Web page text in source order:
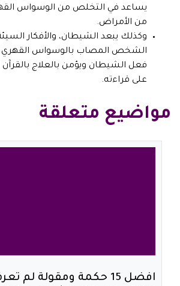
يساعد في التخلص من الوسواس
من الأمراض.
وكذلك يبعد الشيطان، والأفكار
الشخص المصاب بالوسواس القهري
فعل الشيطان ويؤمن بالعلاج بالقرآن
على قراءته.
مواضيع متعلقة
افضل 15 حكمة ومقولة لم